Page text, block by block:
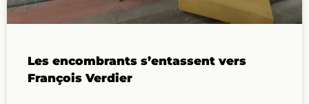
Les encombrants s’entassent vers
François Verdier